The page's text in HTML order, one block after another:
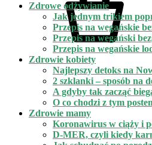
Zdrowe odżywianie
Jak jednym trikiem
Przepis na wegańskie
Przepis na wegański
Przepis na wegańskie
Zdrowie kobiety
Najlepszy detoks na
2 szklanki – sposób na
A gdyby tak zacząć
O co chodzi z tym
Zdrowie mamy
Koronawirus w ciąży i
D-MER, czyli kiedy